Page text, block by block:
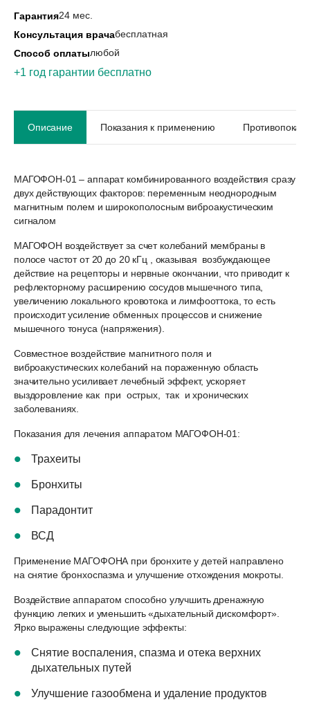
Гарантия24 мес.
Консультация врачабесплатная
Способ оплатылюбой
+1 год гарантии бесплатно
Описание Показания к применению
МАГОФОН-01 – аппарат комбинированного воздействия сразу
двух действующих факторов: переменным неоднородным
магнитным полем и широкополосным виброакустическим
сигналом
МАГОФОН воздействует за счет колебаний мембраны в
полосе частот от 20 до 20 кГц , оказывая возбуждающее
действие на рецепторы и нервные окончании, что приводит к
рефлекторному расширению сосудов мышечного типа,
увеличению локального кровотока и лимфооттока, то есть
происходит усиление обменных процессов и снижение
мышечного тонуса (напряжения).
Совместное воздействие магнитного поля и
виброакустических колебаний на пораженную область
значительно усиливает лечебный эффект, ускоряет
выздоровление как при острых, так и хронических
заболеваниях.
Показания для лечения аппаратом МАГОФОН-01:
Трахеиты
Бронхиты
Парадонтит
ВСД
Применение МАГОФОНА при бронхите у детей направлено
на снятие бронхоспазма и улучшение отхождения мокроты.
Воздействие аппаратом способно улучшить дренажную
функцию легких и уменьшить «дыхательный дискомфорт».
Ярко выражены следующие эффекты:
Снятие воспаления, спазма и отека верхних
дыхательных путей
Улучшение газообмена и удаление продуктов